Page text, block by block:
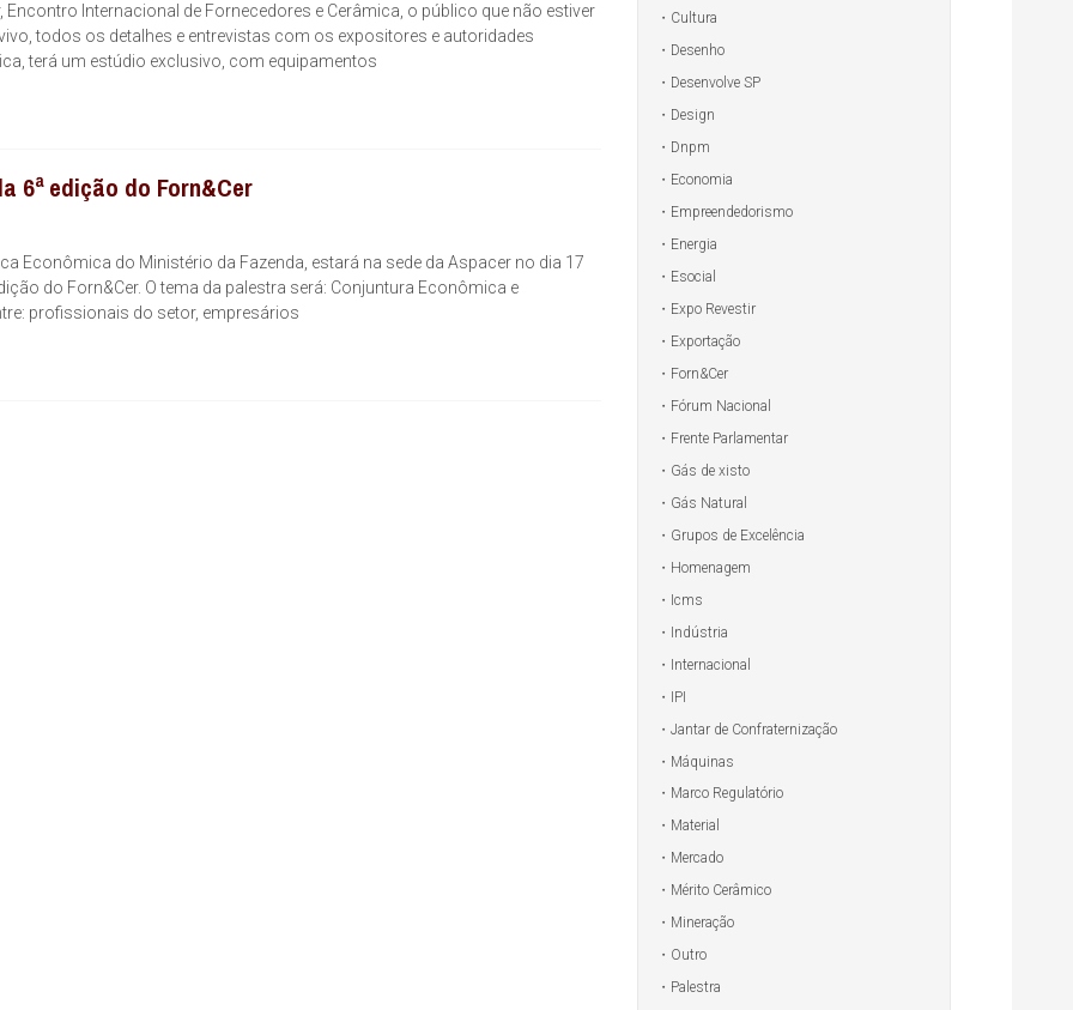
Encontro Internacional de Fornecedores e Cerâmica, o público que não estiver
todos os detalhes e entrevistas com os expositores e autoridades
terá um estúdio exclusivo, com equipamentos
6ª edição do Forn&Cer
Econômica do Ministério da Fazenda, estará na sede da Aspacer no dia 17
do Forn&Cer. O tema da palestra será: Conjuntura Econômica e
profissionais do setor, empresários
Cultura
Desenho
Desenvolve SP
Design
Dnpm
Economia
Empreendedorismo
Energia
Esocial
Expo Revestir
Exportação
Forn&Cer
Fórum Nacional
Frente Parlamentar
Gás de xisto
Gás Natural
Grupos de Excelência
Homenagem
Icms
Indústria
Internacional
IPI
Jantar de Confraternização
Máquinas
Marco Regulatório
Material
Mercado
Mérito Cerâmico
Mineração
Outro
Palestra